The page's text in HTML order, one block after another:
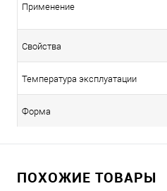
Применение
Свойства
Температура эксплуатации
Форма
ПОХОЖИЕ ТОВАРЫ